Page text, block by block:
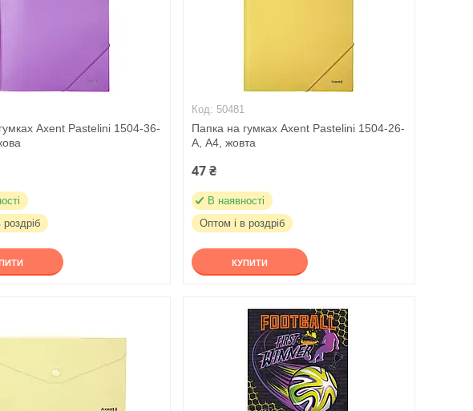
Axent Pastelini 1504-36-
50481
Папка на гумках Axent Pastelini 1504-26-
A, А4, жовта
47 ₴
В наявності
Оптом і в роздріб
КУПИТИ